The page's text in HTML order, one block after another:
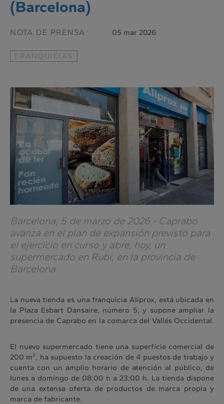
(Barcelona)
NOTA DE PRENSA 05 mar 2026
FRANQUICIAS
Barcelona, 5 de marzo de 2026.- Caprabo
avanza en el plan de expansión previsto para
el ejercicio en curso y abre, hoy, un
supermercado en Rubí, en la provincia de
Barcelona
La nueva tienda es una franquicia Aliprox, está ubicada en
la Plaza Esbart Dansaire, número 5, y supone ampliar la
presencia de Caprabo en la comarca del Vallés Occidental.
El nuevo supermercado tiene una superficie comercial de
200 m², ha supuesto la creación de 4 puestos de trabajo y
cuenta con un amplio horario de atención al público, de
lunes a domingo de 08:00 h a 23:00 h. La tienda dispone
de una extensa oferta de productos de marca propia y
marca de fabricante.